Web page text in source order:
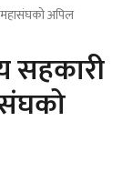
महासंघको अपिल
सहकारी